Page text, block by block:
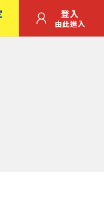
登入
由此進入